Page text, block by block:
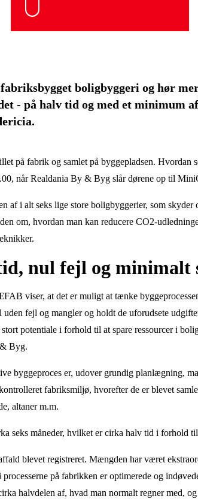
boligbyggeri og hør
- på halv tid og med et minimum
på fabrik og samlet på byggepladsen. Hvordan
når Realdania By & Byg slår dørene op til
af i alt seks lige store boligbyggerier, som
om, hvordan man kan reducere CO2-
nul fejl og minimalt
viser, at det er muligt at tænke
fejl og mangler og holdt de uforudsete
potentiale i forhold til at spare ressourcer i
Byg.
byggeproces er, udover grundig planlægning,
fabriksmiljø, hvorefter de er blevet
altaner m.m.
seks måneder, hvilket er cirka halv tid i forhold
blevet registreret. Mængden har været
på fabrikken er optimerede og
halvdelen af, hvad man normalt regner med,